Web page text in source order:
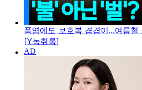
폭염에도 보호복 겹겹이...여름
[Y녹취록]